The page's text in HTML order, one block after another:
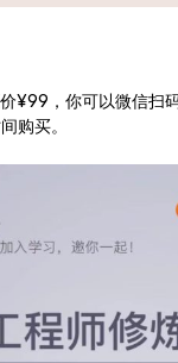
¥99，你可以微信扫
购买。